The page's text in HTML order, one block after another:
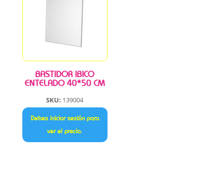
BASTIDOR IBICO
ENTELADO 40*50 CM
SKU: 139004
Debes iniciar sesión para
ver el precio.